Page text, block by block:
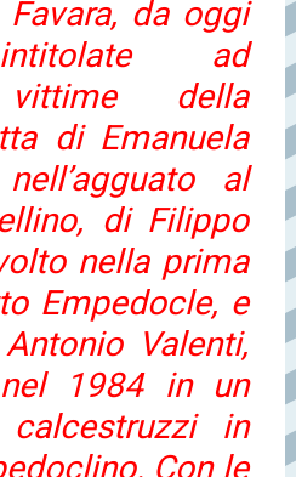
da oggi
ad
vittime della
di Emanuela
al
di Filippo
nella prima
Empedocle, e
Valenti,
1984 in un
in
Con le